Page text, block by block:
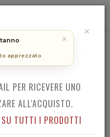
LADY
apprezzato
✕
×
SUL TUO
PER RICEVERE UNO
ALL'ACQUISTO.
TUTTI I PRODOTTI